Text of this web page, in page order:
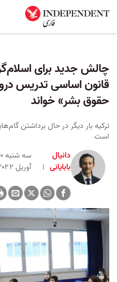
چالش جدید برای
قانون اساسی تدریس
حقوق بشر» خواند
ترکیه بار دیگر در حال برداشتن
است
دانیال
بابایانی
آوریل ۲۰۲۲ ۱۱:۰۰